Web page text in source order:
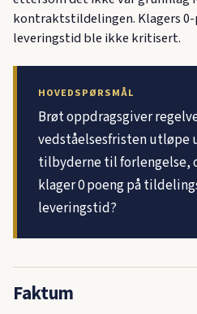
kontraktstildelingen. Klagers
leveringstid ble ikke kritisert.
HOVEDSPØRSMÅL
Brøt oppdragsgiver
vedståelsesfristen utløpe
tilbyderne til forlengelse,
klager 0 poeng på
leveringstid?
Faktum